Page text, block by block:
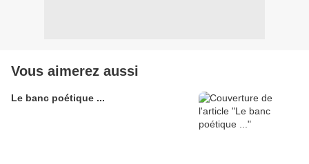
Vous aimerez aussi
Le banc poétique ...